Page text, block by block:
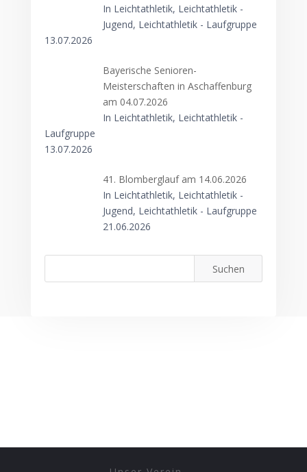
In Leichtathletik, Leichtathletik -
Jugend, Leichtathletik - Laufgruppe
13.07.2026
Bayerische Senioren-
Meisterschaften in Aschaffenburg
am 04.07.2026
In Leichtathletik, Leichtathletik -
Laufgruppe
13.07.2026
41. Blomberglauf am 14.06.2026
In Leichtathletik, Leichtathletik -
Jugend, Leichtathletik - Laufgruppe
21.06.2026